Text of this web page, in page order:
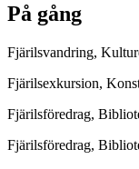
På gång
Fjärilsvandring,
Fjärilsexkursion,
Fjärilsföredrag,
Fjärilsföredrag,